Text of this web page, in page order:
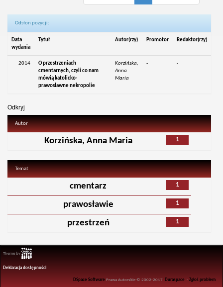
Odsłon pozycji:
Data
wydania
Tytuł Autor(rzy) Promotor Redaktor(rzy)
2014
O przestrzeniach
cmentarnych, czyli co nam
mówią katolicko-
prawosławne nekropolie
Korzińska,
Anna
Maria
- -
Odkryj
Autor
1
Korzińska, Anna Maria
Temat
1
cmentarz
1
prawosławie
1
przestrzeń
Theme by
Deklaracja dostępności
DSpace Software Prawa Autorskie © 2002-2017 Duraspace -Zgłoś problem